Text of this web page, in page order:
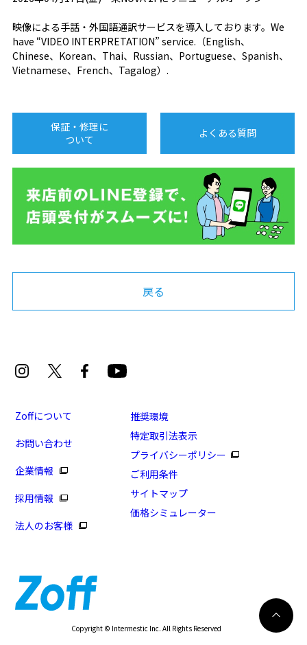
映像による手話・外国語通訳サービスを導入しております。We
have “VIDEO INTERPRETATION” service.（English、
Chinese、Korean、Thai、Russian、Portuguese、Spanish、
Vietnamese、French、Tagalog）.
保証・修理に
ついて
よくある質問
戻る
Zoffについて
お問い合わせ
企業情報
採用情報
法人のお客様
推奨環境
特定取引法表示
プライバシーポリシー
ご利用条件
サイトマップ
価格シミュレーター
Copyright © Intermestic Inc. All Rights Reserved